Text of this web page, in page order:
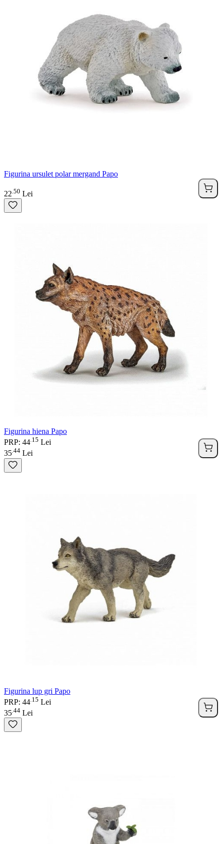
Figurina ursulet polar mergand Papo
22 50 Lei
Figurina hiena Papo
PRP: 44 15 Lei
35 44 Lei
Figurina lup gri Papo
PRP: 44 15 Lei
35 44 Lei